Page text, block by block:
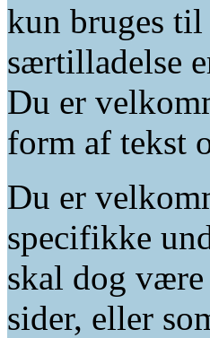
kun bruges
særtilladelse
Du er
form af tekst
Du er
specifikke
skal dog
sider, eller